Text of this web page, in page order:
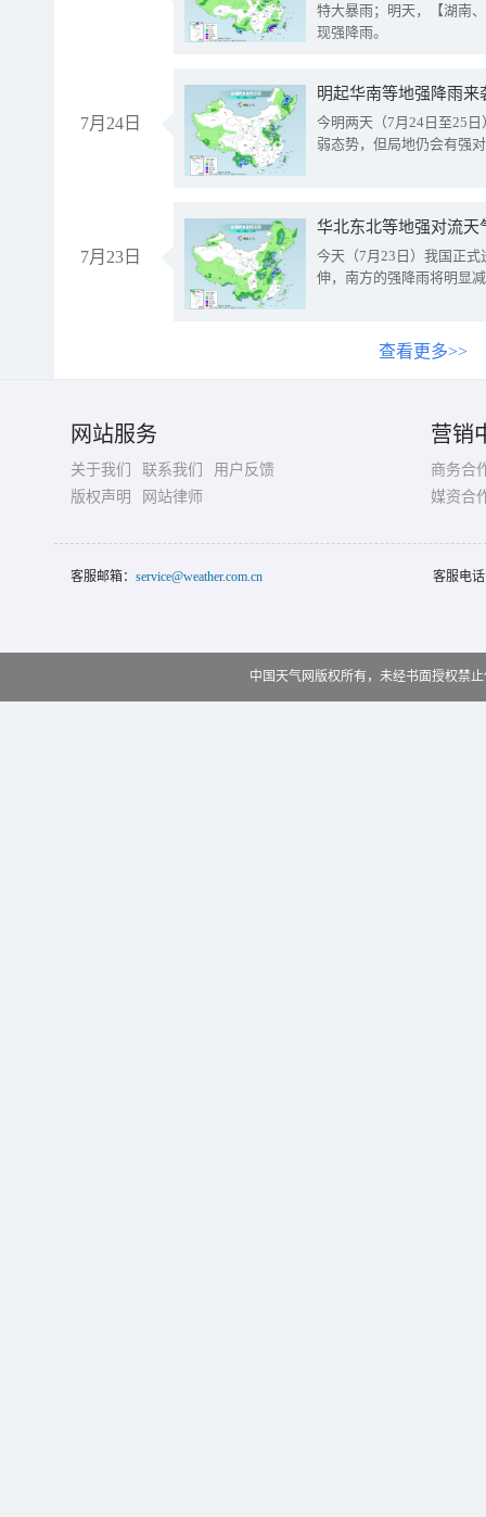
特大暴雨；明天，【湖南
现强降雨。
7月24日
明起华南等地强降雨
今明两天（7月24日至25
弱态势，但局地仍会有强
7月23日
华北东北等地强对流天
今天（7月23日）我国正
伸，南方的强降雨将明显
查看更多>>
网站服务
关于我们 联系我们
用户反馈
版权声明
网站律师
营销
商务合
媒资合
客服邮箱： service@weather.com.cn 客服电
中国天气网版权所有，未经书面授权